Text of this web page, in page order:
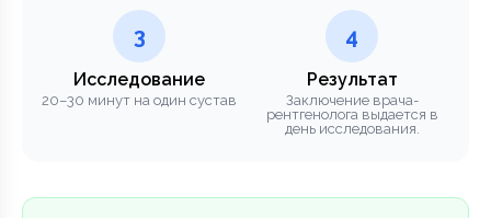
3
Исследование
20–30 минут на один сустав
4
Результат
Заключение врача-
рентгенолога выдается в
день исследования.